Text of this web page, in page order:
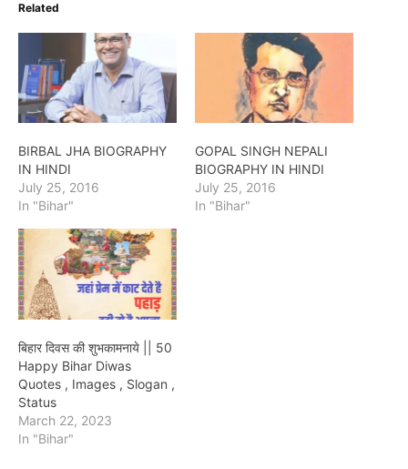
Related
BIRBAL JHA BIOGRAPHY
IN HINDI
July 25, 2016
In "Bihar"
GOPAL SINGH NEPALI
BIOGRAPHY IN HINDI
July 25, 2016
In "Bihar"
बिहार दिवस की शुभकामनाये || 50
Happy Bihar Diwas
Quotes , Images , Slogan ,
Status
March 22, 2023
In "Bihar"